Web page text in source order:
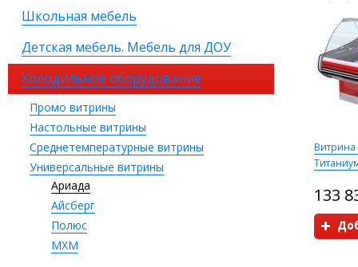
Школьная мебель
Детская мебель. Мебель для ДОУ
Холодильное оборудование
Промо витрины
Настольные витрины
Среднетемпературные витрины
Универсальные витрины
Ариада
Айсберг
Полюс
МХМ
Витрина
133